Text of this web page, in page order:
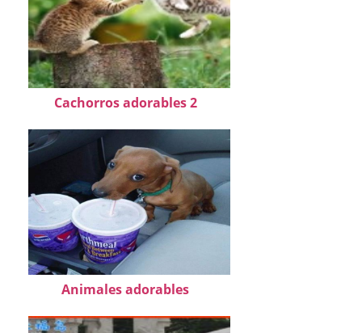
Cachorros adorables 2
Animales adorables